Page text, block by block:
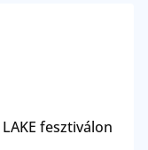
fesztiválon